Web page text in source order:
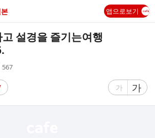
앱으로보기
설경을 즐기는여행
조
수
567
글
가
글
자
가